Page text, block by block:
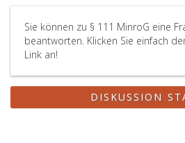
die
der
Hilfsmittel
Sie können zu § 111 MinroG eine
beantworten. Klicken Sie einfach
Link an!
DISKUSSION